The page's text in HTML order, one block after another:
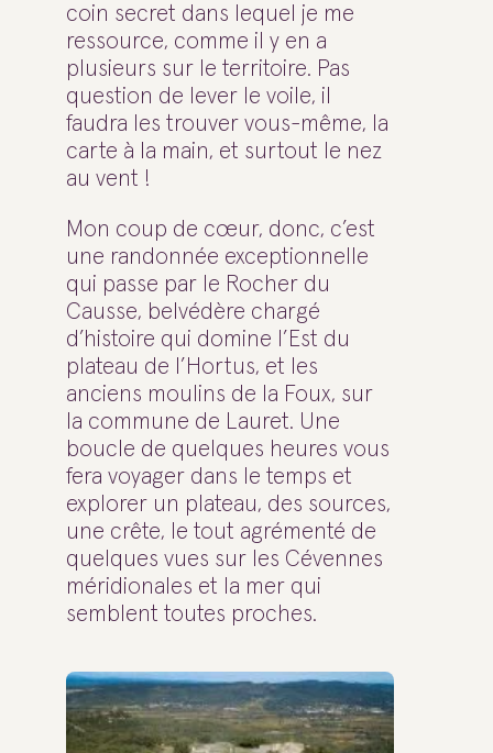
coin secret dans lequel je me
ressource, comme il y en a
plusieurs sur le territoire. Pas
question de lever le voile, il
faudra les trouver vous-même, la
carte à la main, et surtout le nez
au vent !
Mon coup de cœur, donc, c’est
une randonnée exceptionnelle
qui passe par le Rocher du
Causse, belvédère chargé
d’histoire qui domine l’Est du
plateau de l’Hortus, et les
anciens moulins de la Foux, sur
la commune de Lauret. Une
boucle de quelques heures vous
fera voyager dans le temps et
explorer un plateau, des sources,
une crête, le tout agrémenté de
quelques vues sur les Cévennes
méridionales et la mer qui
semblent toutes proches.